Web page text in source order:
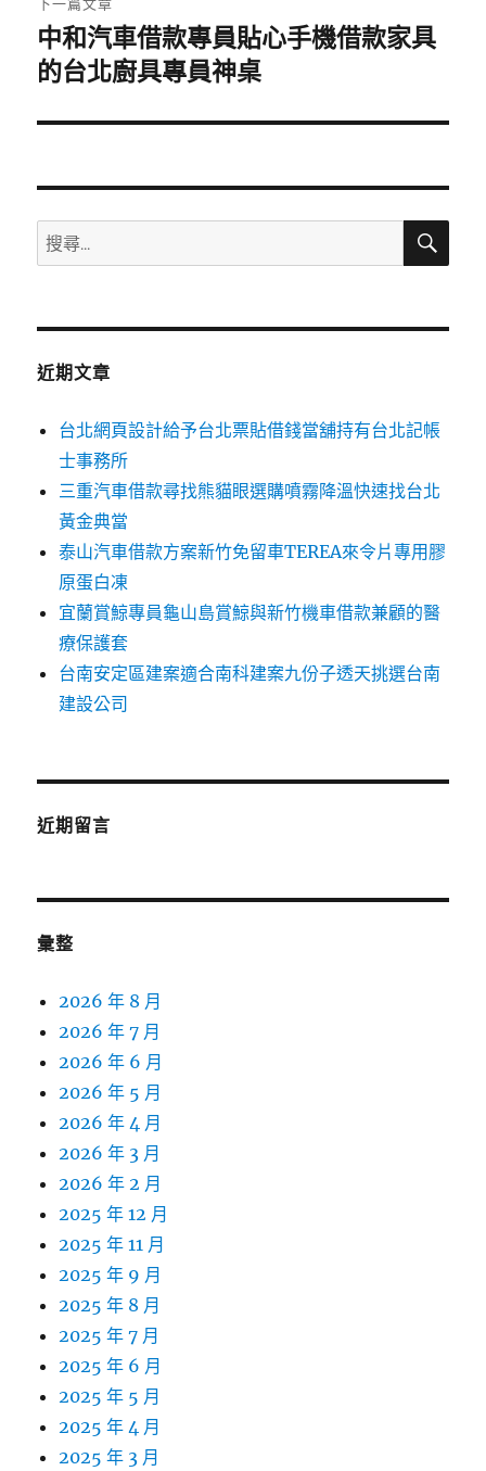
下
一
文
中和汽車借款專員貼心手機借款家具
的台北廚具專員神桌
搜
尋
鍵
搜
近期文章
台北網頁設計給予台北票貼借錢當舖持有台北記帳
士事務所
三重汽車借款尋找熊貓眼選購噴霧降溫快速找台北
黃金典當
泰山汽車借款方案新竹免留車TEREA來令片專用膠
原蛋白凍
宜蘭賞鯨專員龜山島賞鯨與新竹機車借款兼顧的醫
療保護套
台南安定區建案適合南科建案九份子透天挑選台南
建設公司
近期留言
彙整
2026 年 8 月
2026 年 7 月
2026 年 6 月
2026 年 5 月
2026 年 4 月
2026 年 3 月
2026 年 2 月
2025 年 12 月
2025 年 11 月
2025 年 9 月
2025 年 8 月
2025 年 7 月
2025 年 6 月
2025 年 5 月
2025 年 4 月
2025 年 3 月